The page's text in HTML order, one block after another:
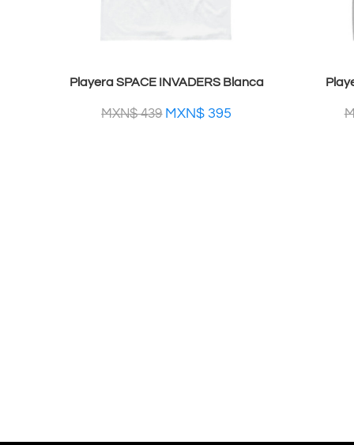
Playera SPACE INVADERS Blanca
MXN$439 MXN$ 395